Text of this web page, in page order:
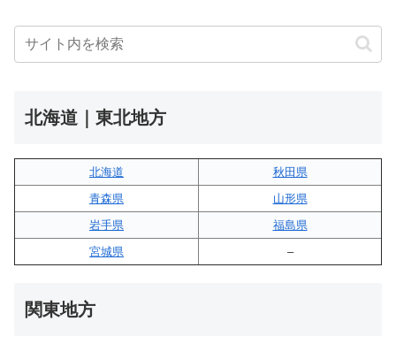
北海道｜東北地方
北海道
秋田県
青森県
山形県
岩手県
福島県
宮城県
–
関東地方